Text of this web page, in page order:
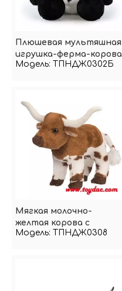
Плюшевая мультяшная
игрушка-ферма-корова
Модель: ТПНДЖ0302Б
Мягкая молочно-
желтая корова с
пятном
Модель: ТПНДЖ0308